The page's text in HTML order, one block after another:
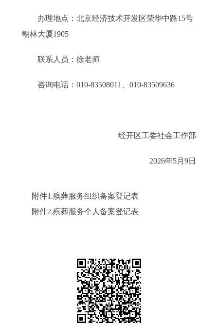
办理地点：北京经济技术开发区荣华中路15号
朝林大厦1905
联系人员：徐老师
咨询电话：010-83508011、010-83509636
经开区工委社会工作部
2026年5月9日
附件1.殡葬服务组织备案登记表
附件2.殡葬服务个人备案登记表